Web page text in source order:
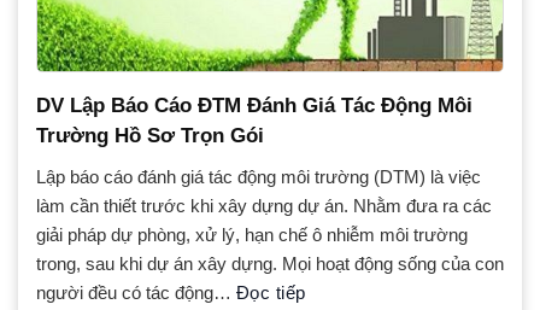
DV Lập Báo Cáo ĐTM Đánh Giá Tác Động Môi
Trường Hồ Sơ Trọn Gói
Lập báo cáo đánh giá tác động môi trường (DTM) là việc
làm cần thiết trước khi xây dựng dự án. Nhằm đưa ra các
giải pháp dự phòng, xử lý, hạn chế ô nhiễm môi trường
trong, sau khi dự án xây dựng. Mọi hoạt động sống của con
người đều có tác động… Đọc tiếp